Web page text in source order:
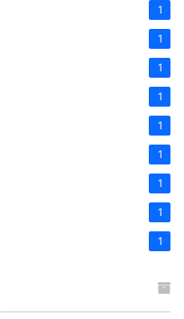
1
1
1
1
1
1
1
1
1